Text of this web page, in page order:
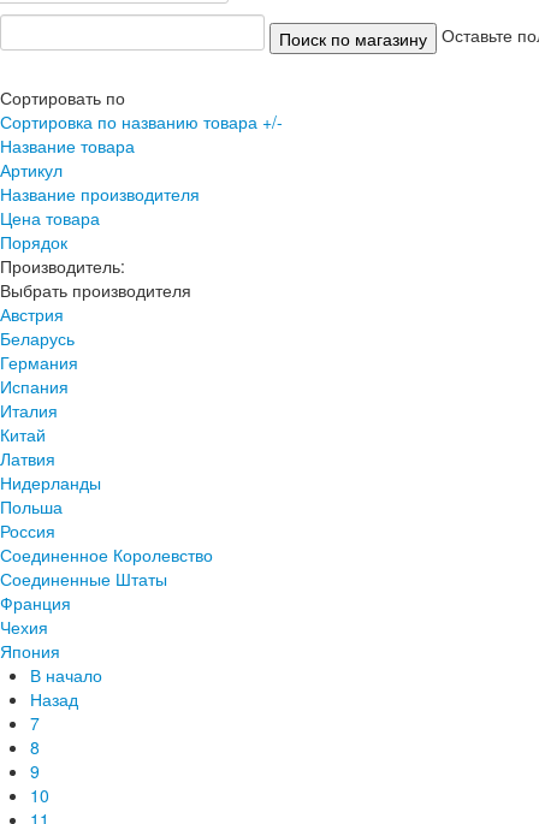
Оставьте
Сортировать по
Сортировка по названию товара +/-
Название товара
Артикул
Название производителя
Цена товара
Порядок
Производитель:
Выбрать производителя
Австрия
Беларусь
Германия
Испания
Италия
Китай
Латвия
Нидерланды
Польша
Россия
Соединенное Королевство
Соединенные Штаты
Франция
Чехия
Япония
В начало
Назад
7
8
9
10